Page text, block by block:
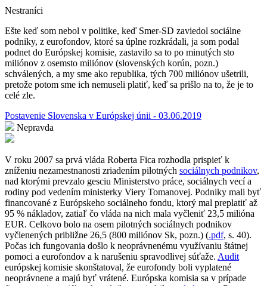
Nestraníci
Ešte keď som nebol v politike, keď Smer-SD zaviedol sociálne
podniky, z eurofondov, ktoré sa úplne rozkrádali, ja som podal
podnet do Európskej komisie, zastavilo sa to po minutých sto
miliónov z osemsto miliónov (slovenských korún, pozn.)
schválených, a my sme ako republika, tých 700 miliónov ušetrili,
pretože potom sme ich nemuseli platiť, keď sa prišlo na to, že je to
celé zle.
Postavenie Slovenska v Európskej únii - 03.06.2019
Nepravda
V roku 2007 sa prvá vláda Roberta Fica rozhodla prispieť k
zníženiu nezamestnanosti zriadením pilotných sociálnych podnikov,
nad ktorými prevzalo gesciu Ministerstvo práce, sociálnych vecí a
rodiny pod vedením ministerky Viery Tomanovej. Podniky mali byť
financované z Európskeho sociálneho fondu, ktorý mal preplatiť až
95 % nákladov, zatiaľ čo vláda na nich mala vyčleniť 23,5 milióna
EUR. Celkovo bolo na osem pilotných sociálnych podnikov
vyčlenených približne 26,5 (800 miliónov Sk, pozn.) (.pdf, s. 40).
Počas ich fungovania došlo k neoprávnenému využívaniu štátnej
pomoci a eurofondov a k narušeniu spravodlivej súťaže. Audit
európskej komisie skonštatoval, že eurofondy boli vyplatené
neoprávnene a majú byť vrátené. Európska komisia sa v prípade